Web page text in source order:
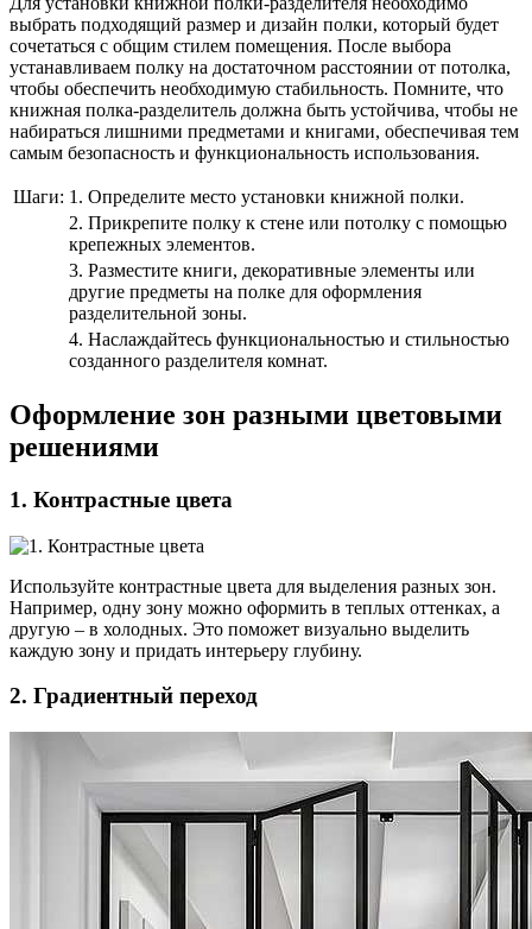
выбрать подходящий размер и дизайн полки, который будет
сочетаться с общим стилем помещения. После выбора
устанавливаем полку на достаточном расстоянии от потолка,
чтобы обеспечить необходимую стабильность. Помните, что
книжная полка-разделитель должна быть устойчива, чтобы не
набираться лишними предметами и книгами, обеспечивая тем
самым безопасность и функциональность использования.
Шаги: 1. Определите место установки книжной полки.
2. Прикрепите полку к стене или потолку с помощью
крепежных элементов.
3. Разместите книги, декоративные элементы или
другие предметы на полке для оформления
разделительной зоны.
4. Наслаждайтесь функциональностью и стильностью
созданного разделителя комнат.
Оформление зон разными цветовыми
решениями
1. Контрастные цвета
Используйте контрастные цвета для выделения разных зон.
Например, одну зону можно оформить в теплых оттенках, а
другую – в холодных. Это поможет визуально выделить
каждую зону и придать интерьеру глубину.
2. Градиентный переход